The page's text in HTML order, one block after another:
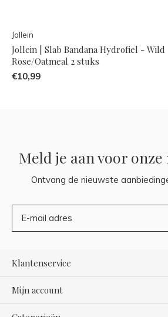
Jollein
Jollein | Slab Bandana Hydrofiel - Wild
Rose/Oatmeal 2 stuks
€10,99
Meld je aan voor
Ontvang de nieuwste
Klantenservice
Mijn account